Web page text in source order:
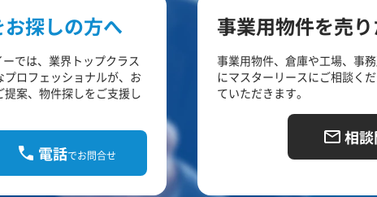
探しの方へ
では、業界トップクラス
ロフェッショナルが、お
案、物件探しをご支援し
電話でお問合せ
事業用物件を売
事業用物件、倉庫や工場、事
にマスターリースにご相談く
ていただきます。
相